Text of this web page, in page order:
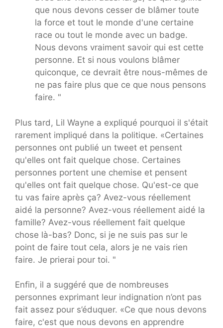
que nous devons cesser de blâmer toute
la force et tout le monde d'une certaine
race ou tout le monde avec un badge.
Nous devons vraiment savoir qui est cette
personne. Et si nous voulons blâmer
quiconque, ce devrait être nous-mêmes de
ne pas faire plus que ce que nous pensons
faire. "
Plus tard, Lil Wayne a expliqué pourquoi il s'était
rarement impliqué dans la politique. «Certaines
personnes ont publié un tweet et pensent
qu'elles ont fait quelque chose. Certaines
personnes portent une chemise et pensent
qu'elles ont fait quelque chose. Qu'est-ce que
tu vas faire après ça? Avez-vous réellement
aidé la personne? Avez-vous réellement aidé la
famille? Avez-vous réellement fait quelque
chose là-bas? Donc, si je ne suis pas sur le
point de faire tout cela, alors je ne vais rien
faire. Je prierai pour toi. "
Enfin, il a suggéré que de nombreuses
personnes exprimant leur indignation n’ont pas
fait assez pour s’éduquer. «Ce que nous devons
faire, c'est que nous devons en apprendre